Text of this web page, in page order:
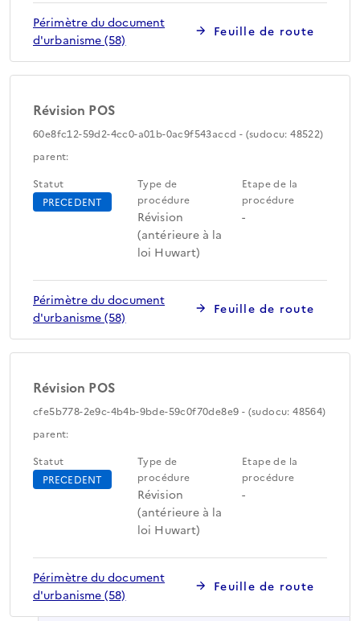
Périmètre du document
d'urbanisme (58)
Feuille de route
Révision POS
60e8fc12-59d2-4cc0-a01b-0ac9f543accd - (sudocu: 48522)
parent:
Statut
PRECEDENT
Type de
procédure
Révision
(antérieure à la
loi Huwart)
Etape de la
procédure
-
Périmètre du document
d'urbanisme (58)
Feuille de route
Révision POS
cfe5b778-2e9c-4b4b-9bde-59c0f70de8e9 - (sudocu: 48564)
parent:
Statut
PRECEDENT
Type de
procédure
Révision
(antérieure à la
loi Huwart)
Etape de la
procédure
-
Périmètre du document
d'urbanisme (58)
Feuille de route